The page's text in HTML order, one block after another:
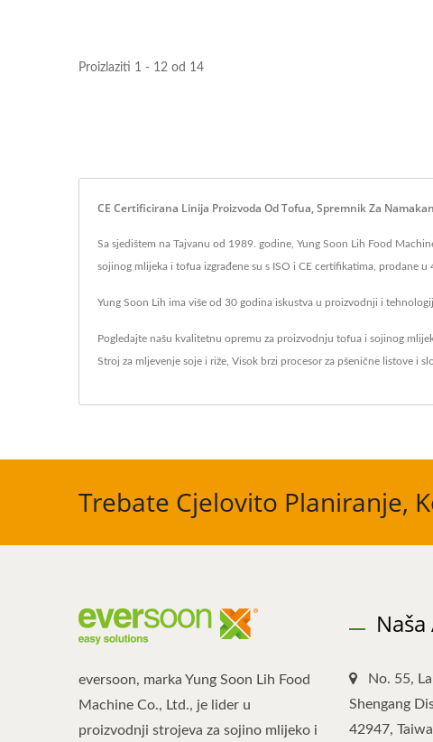
Proizlaziti 1 - 12 od 14
CE Certificirana Linija Proizvoda Od Tofua, Spremnik Za
Sa sjedištem na Tajvanu od 1989. godine, Yung Soon Lih Food
sojinog mlijeka i tofua izgrađene su s ISO i CE certifikatima, prodane u
Yung Soon Lih ima više od 30 godina iskustva u proizvodnji i
Pogledajte našu kvalitetnu opremu za proizvodnju tofua i sojinog
Stroj za mljevenje soje i riže Visok brzi procesor za pšenične listove i
Trebate Cjelovito Planiranje,
eversoon, marka Yung Soon Lih Food
Machine Co., Ltd., je lider u
proizvodnji strojeva za sojino mlijeko i
No. 55,
Shengang
42947,